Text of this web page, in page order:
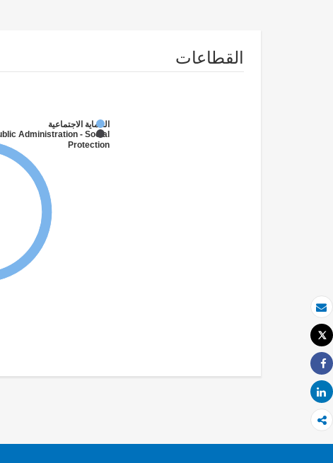
بريد الكتروني
طباعة
Tweet
Share
Share
القطاعات
الحماية الاجتماعية
Administration - Social
Protection